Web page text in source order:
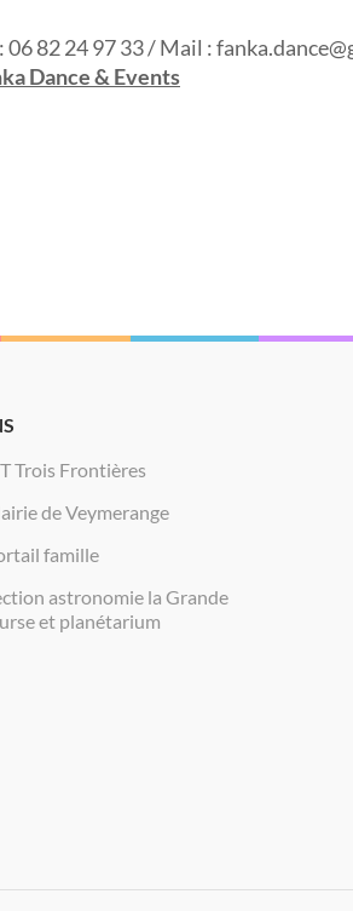
06 82 24 97 33 / Mail :
Dance & Events
Trois Frontières
de Veymerange
famille
astronomie la Grande
et planétarium